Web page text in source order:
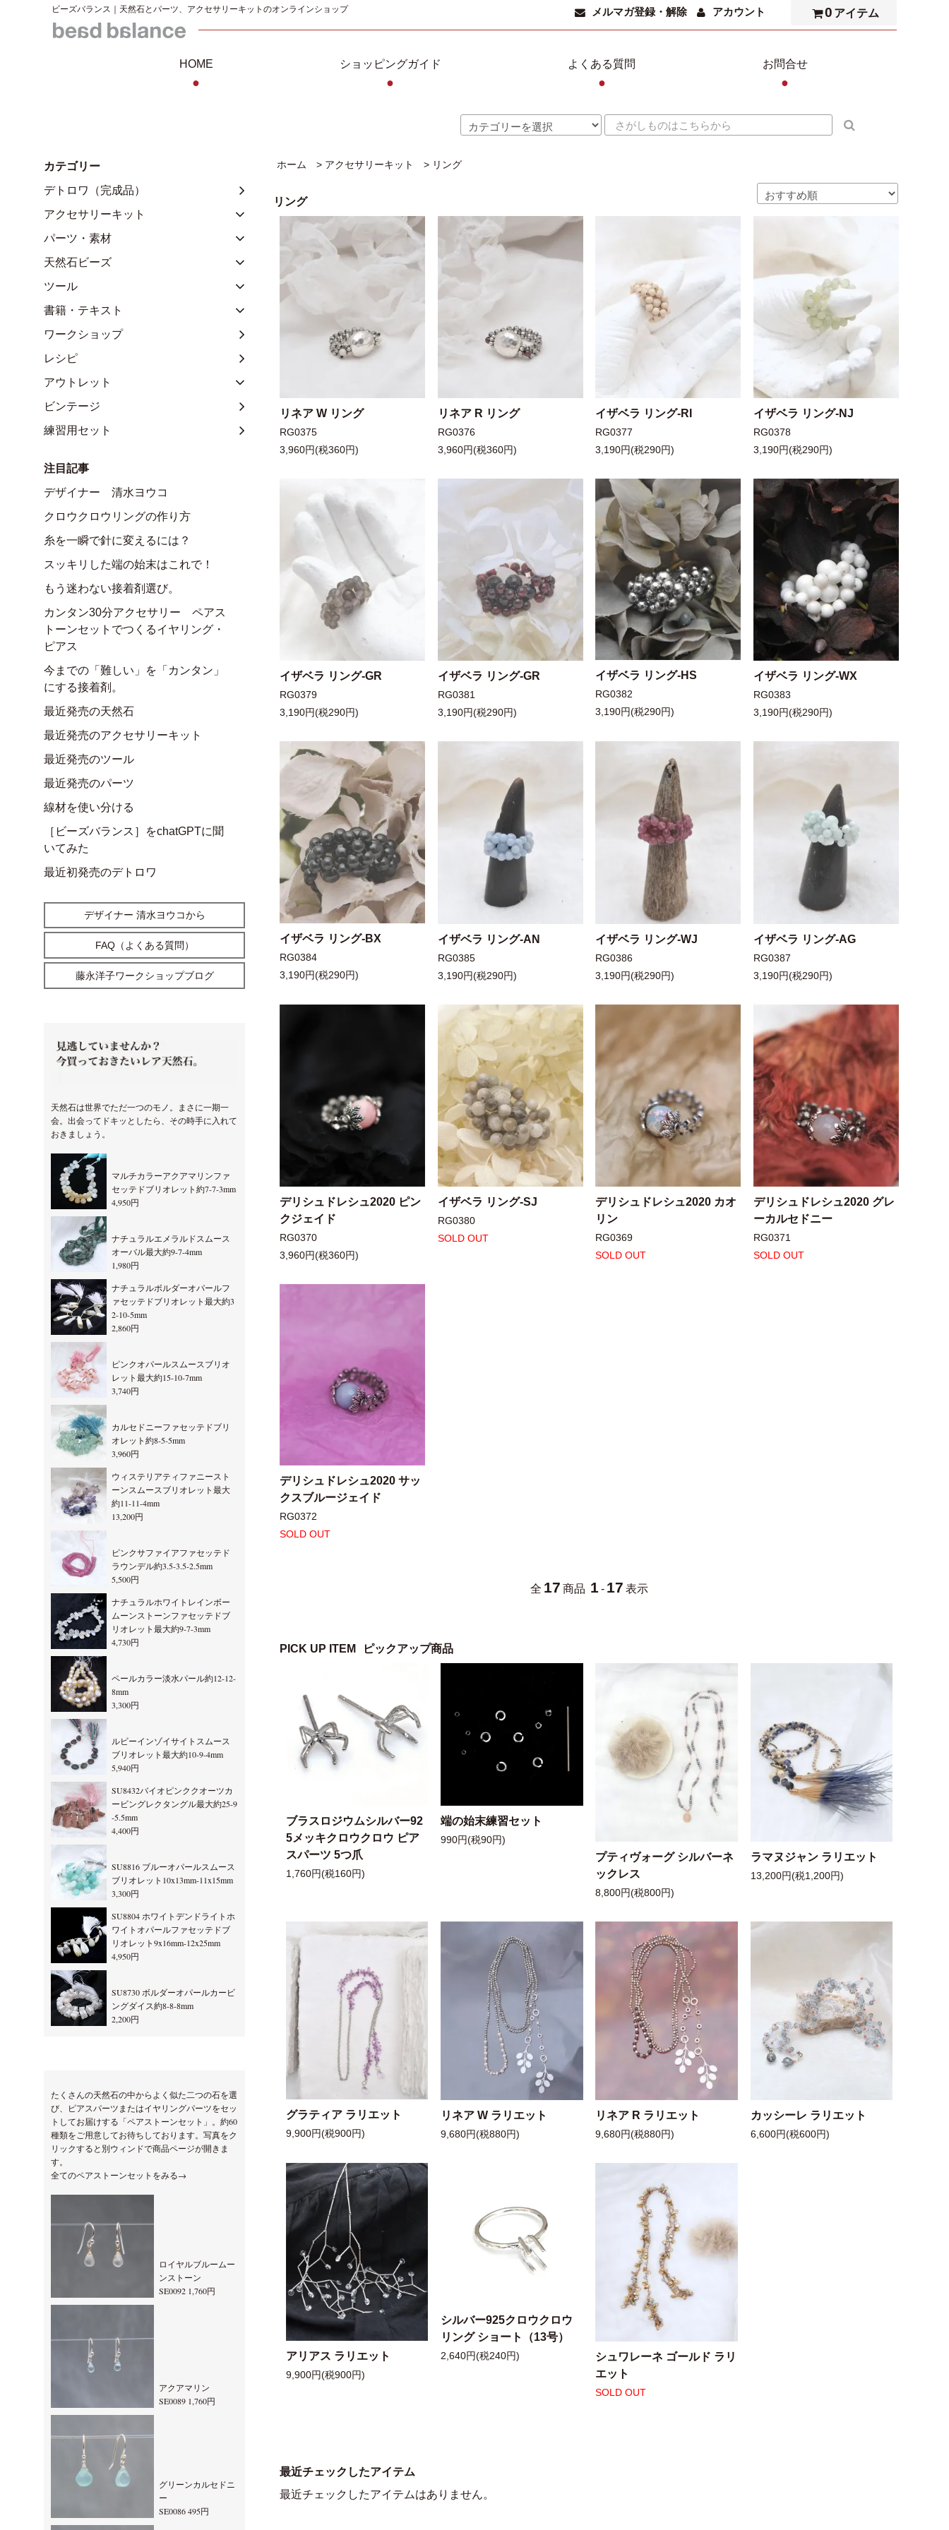
ビーズバランス｜天然石とパーツ、アクセサリーキットのオンラインショップ メルマガ登録・解除 アカウント 0 アイテム
HOME
●
ショッピングガイド
●
よくある質問
●
お問合せ
●
ホーム > アクセサリーキット > リング
リング
リネア W リング
RG0375
3,960円(税360円)
リネア R リング
RG0376
3,960円(税360円)
イザベラ リング-RI
RG0377
3,190円(税290円)
イザベラ リング-NJ
RG0378
3,190円(税290円)
イザベラ リング-GR
RG0379
3,190円(税290円)
イザベラ リング-GR
RG0381
3,190円(税290円)
イザベラ リング-HS
RG0382
3,190円(税290円)
イザベラ リング-WX
RG0383
3,190円(税290円)
イザベラ リング-BX
RG0384
3,190円(税290円)
イザベラ リング-AN
RG0385
3,190円(税290円)
イザベラ リング-WJ
RG0386
3,190円(税290円)
イザベラ リング-AG
RG0387
3,190円(税290円)
デリシュドレシュ2020 ピン
クジェイド
RG0370
3,960円(税360円)
イザベラ リング-SJ
RG0380
SOLD OUT
デリシュドレシュ2020 カオ
リン
RG0369
SOLD OUT
デリシュドレシュ2020 グレ
ーカルセドニー
RG0371
SOLD OUT
デリシュドレシュ2020 サッ
クスブルージェイド
RG0372
SOLD OUT
全 17 商品 1 - 17 表示
PICK UP ITEM ピックアップ商品
ブラスロジウムシルバー92
5メッキクロウクロウ ピア
スパーツ 5つ爪
1,760円(税160円)
端の始末練習セット
990円(税90円)
プティヴォーグ シルバーネ
ックレス
8,800円(税800円)
ラマヌジャン ラリエット
13,200円(税1,200円)
グラティア ラリエット
9,900円(税900円)
リネア W ラリエット
9,680円(税880円)
リネア R ラリエット
9,680円(税880円)
カッシーレ ラリエット
6,600円(税600円)
アリアス ラリエット
9,900円(税900円)
シルバー925クロウクロウ
リング ショート（13号）
2,640円(税240円)
シュワレーネ ゴールド ラリ
エット
SOLD OUT
最近チェックしたアイテム
最近チェックしたアイテムはありません。
カテゴリー
デトロワ（完成品）
アクセサリーキット
パーツ・素材
天然石ビーズ
ツール
書籍・テキスト
ワークショップ
レシピ
アウトレット
ビンテージ
練習用セット
注目記事
デザイナー 清水ヨウコ
クロウクロウリングの作り方
糸を一瞬で針に変えるには？
スッキリした端の始末はこれで！
もう迷わない接着剤選び。
カンタン30分アクセサリー ペアス
トーンセットでつくるイヤリング・
ピアス
今までの「難しい」を「カンタン」
にする接着剤。
最近発売の天然石
最近発売のアクセサリーキット
最近発売のツール
最近発売のパーツ
線材を使い分ける
［ビーズバランス］をchatGPTに聞
いてみた
最近初発売のデトロワ
デザイナー 清水ヨウコから
FAQ（よくある質問）
藤永洋子ワークショップブログ
天然石は世界でただ一つのモノ。まさに一期一
会。出会ってドキッとしたら、その時手に入れて
おきましょう。
マルチカラーアクアマリンファ
セッテドブリオレット約7-7-3mm
4,950円
ナチュラルエメラルドスムース
オーバル最大約9-7-4mm
1,980円
ナチュラルボルダーオパールフ
ァセッテドブリオレット最大約3
2-10-5mm
2,860円
ピンクオパールスムースブリオ
レット最大約15-10-7mm
3,740円
カルセドニーファセッテドブリ
オレット約8-5-5mm
3,960円
ウィステリアティファニースト
ーンスムースブリオレット最大
約11-11-4mm
13,200円
ピンクサファイアファセッテド
ラウンデル約3.5-3.5-2.5mm
5,500円
ナチュラルホワイトレインボー
ムーンストーンファセッテドブ
リオレット最大約9-7-3mm
4,730円
ペールカラー淡水パール約12-12-
8mm
3,300円
ルビーインゾイサイトスムース
ブリオレット最大約10-9-4mm
5,940円
SU8432バイオピンククオーツカ
ービングレクタングル最大約25-9
-5.5mm
4,400円
SU8816 ブルーオパールスムース
ブリオレット10x13mm-11x15mm
3,300円
SU8804 ホワイトデンドライトホ
ワイトオパールファセッテドブ
リオレット9x16mm-12x25mm
4,950円
SU8730 ボルダーオパールカービ
ングダイス約8-8-8mm
2,200円
たくさんの天然石の中からよく似た二つの石を選
び、ピアスパーツまたはイヤリングパーツをセッ
トしてお届けする「ペアストーンセット」。約60
種類をご用意してお待ちしております。写真をク
リックすると別ウィンドで商品ページが開きま
す。
全てのペアストーンセットをみる→
ロイヤルブルームー
ンストーン
SE0092 1,760円
アクアマリン
SE0089 1,760円
グリーンカルセドニ
ー
SE0086 495円